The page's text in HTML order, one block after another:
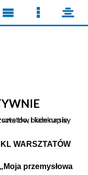
WARSZTATÓW
przemysłowa
MenuMenu